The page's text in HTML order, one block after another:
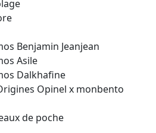
Benjamin Jeanjean
Asile
Dalkhafine
Opinel x monbento
de poche